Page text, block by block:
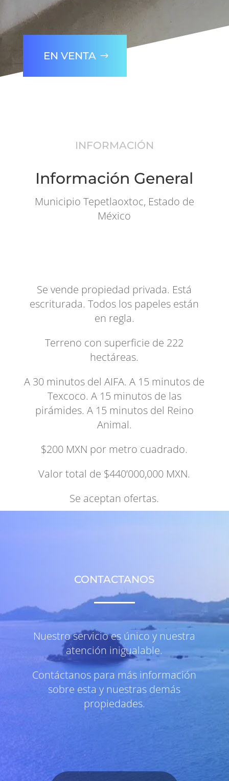
EN VENTA
INFORMACIÓN
Información General
Municipio Tepetlaoxtoc, Estado de
México
Se vende propiedad privada. Está
escriturada. Todos los papeles están
en regla.
Terreno con superficie de 222
hectáreas.
A 30 minutos del AIFA. A 15 minutos de
Texcoco. A 15 minutos de las
pirámides. A 15 minutos del Reino
Animal.
$200 MXN por metro cuadrado.
Valor total de $440’000,000 MXN.
Se aceptan ofertas.
CONTACTANOS
Nuestro servicio es único y nuestra
atención inigualable.
Contáctanos para más información
sobre esta y nuestras demás
propiedades.